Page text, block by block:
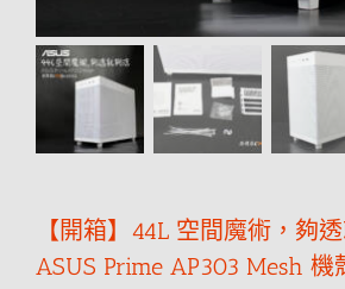
【開箱】44L 空間魔術，夠
ASUS Prime AP303 Mesh 機